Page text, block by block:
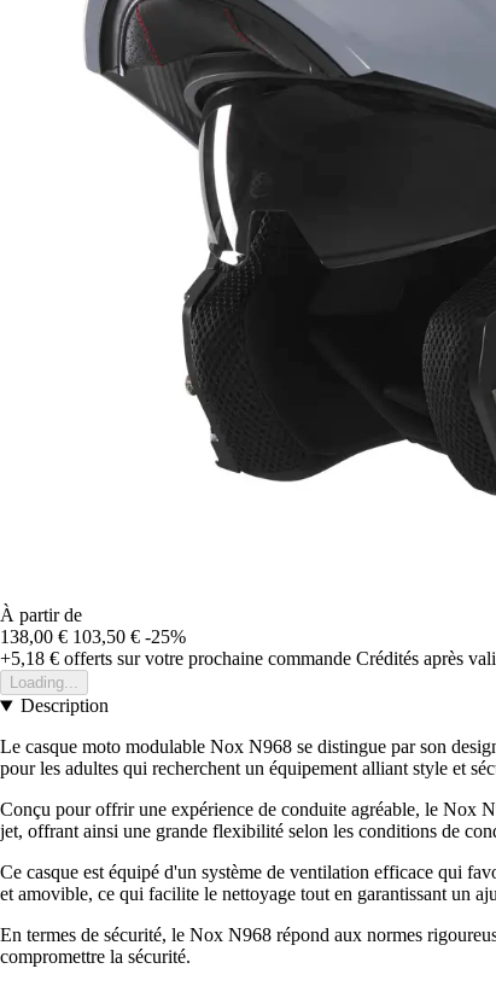
À partir de
138,00 € 103,50 € -25%
+5,18 € offerts sur votre prochaine commande Crédités après
Loading...
Description
Le casque moto modulable Nox N968 se distingue par son
pour les adultes qui recherchent un équipement alliant style et
Conçu pour offrir une expérience de conduite agréable, le Nox
jet, offrant ainsi une grande flexibilité selon les conditions de
Ce casque est équipé d'un système de ventilation efficace qui
et amovible, ce qui facilite le nettoyage tout en garantissant un
En termes de sécurité, le Nox N968 répond aux normes
compromettre la sécurité.